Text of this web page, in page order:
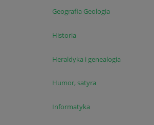
Geografia Geologia
Historia
Heraldyka i genealogia
Humor, satyra
Informatyka